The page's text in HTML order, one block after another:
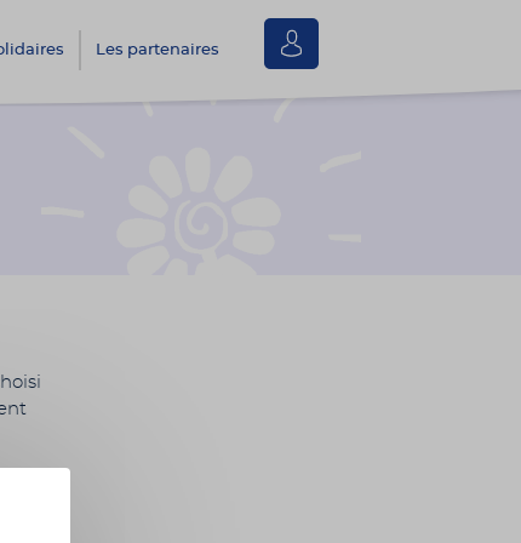
Les partenaires
connecter